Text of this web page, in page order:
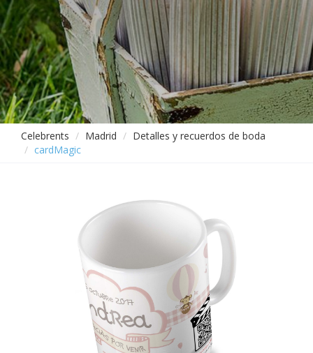
Celebrents Madrid
Detalles y recuerdos de boda
cardMagic